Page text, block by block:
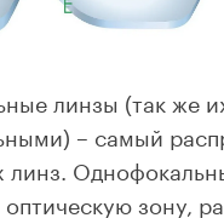
линзы (так же
– самый
линз.
зону,